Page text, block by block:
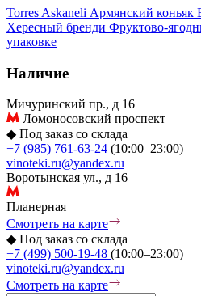
Torres Askaneli Армянский коньяк
Хересный бренди Фруктово-
упаковке
Наличие
Мичуринский пр., д 16
Ломоносовский проспект
◆ Под заказ со склада
+7 (985) 761-63-24 (10:00–23:00)
vinoteki.ru@yandex.ru
Воротынская ул., д 16
Планерная
Смотреть на карте
◆ Под заказ со склада
+7 (499) 500-19-48 (10:00–23:00)
vinoteki.ru@yandex.ru
Смотреть на карте